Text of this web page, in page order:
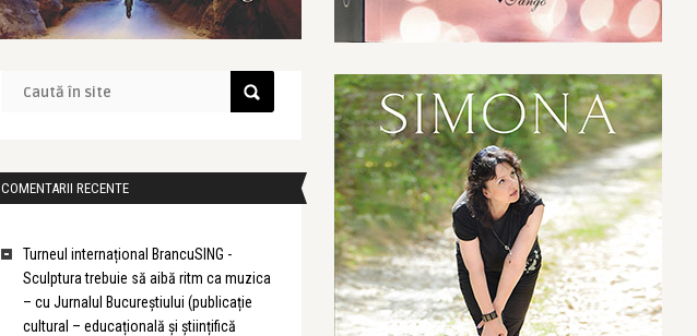
COMENTARII RECENTE
Turneul internațional BrancuSING -
Sculptura trebuie să aibă ritm ca muzica
– cu Jurnalul Bucureștiului (publicație
cultural – educațională și științifică